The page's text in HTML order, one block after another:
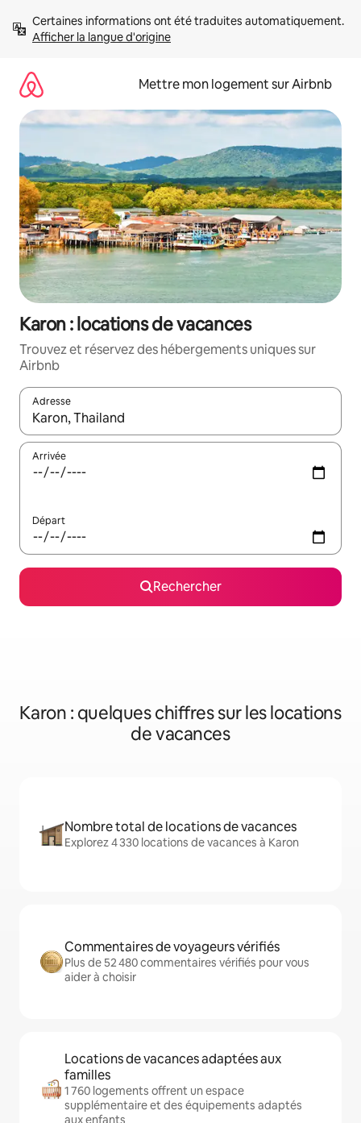
directement
Afficher la langue d'origine
Mettre mon logement sur Airbnb
Karon : locations de vacances
Trouvez et réservez des hébergements uniques sur
Airbnb
Adresse
Lorsque les résultats s'affichent, utilisez les flèches vers le
Arrivée
Départ
Rechercher
Karon : quelques chiffres sur les locations
de vacances
Nombre total de locations de vacances
Explorez 4 330 locations de vacances à Karon
Commentaires de voyageurs vérifiés
Plus de 52 480 commentaires vérifiés pour vous
aider à choisir
Locations de vacances adaptées aux
familles
1 760 logements offrent un espace
supplémentaire et des équipements adaptés
aux enfants